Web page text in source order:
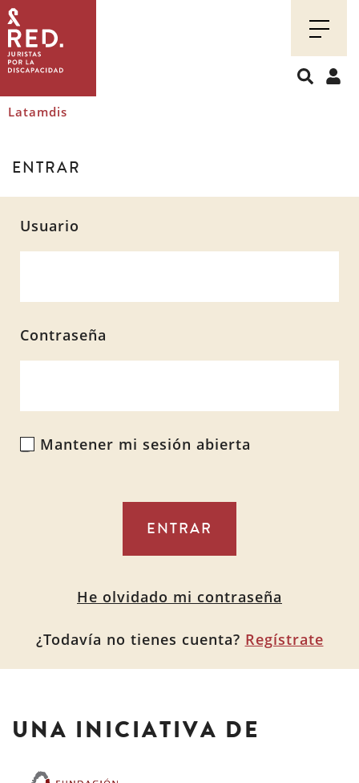
Juristas
por
la
discapacidad
Latamdis
ENTRAR
Usuario
Contraseña
Mantener mi sesión abierta
Alternative:He olvidado mi contraseña
¿Todavía no tienes cuenta? Regístrate
UNA INICIATIVA DE